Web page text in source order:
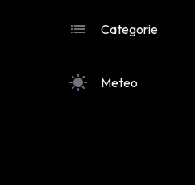
list Categorie
sunny Meteo